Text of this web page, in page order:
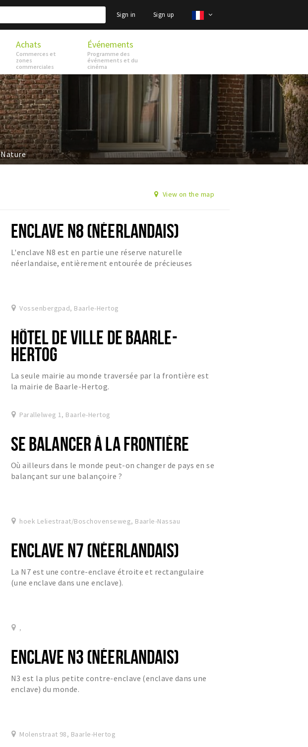
Sign in Sign up
Achats
Commerces et
zones
commerciales
Événements
Programme des
événements et du
cinéma
Nature
View on the map
ENCLAVE N8 (NÉERLANDAIS)
L'enclave N8 est en partie une réserve naturelle
néerlandaise, entièrement entourée de précieuses
Vossenbergpad, Baarle-Hertog
HÔTEL DE VILLE DE BAARLE-
HERTOG
La seule mairie au monde traversée par la frontière est
la mairie de Baarle-Hertog.
Parallelweg 1, Baarle-Hertog
SE BALANCER À LA FRONTIÈRE
Où ailleurs dans le monde peut-on changer de pays en se
balançant sur une balançoire ?
hoek Leliestraat/Boschovenseweg, Baarle-Nassau
ENCLAVE N7 (NÉERLANDAIS)
La N7 est une contre-enclave étroite et rectangulaire
(une enclave dans une enclave).
,
ENCLAVE N3 (NÉERLANDAIS)
N3 est la plus petite contre-enclave (enclave dans une
enclave) du monde.
Molenstraat 98, Baarle-Hertog